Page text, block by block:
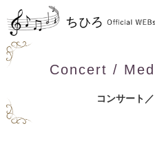
Concert /
コンサート